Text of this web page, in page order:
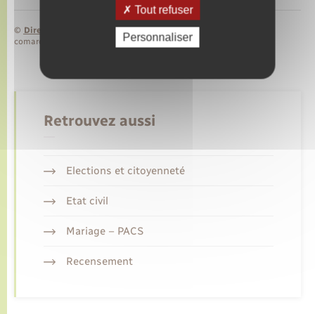
© Direction de l’information légale et administrative
comarquage developpé par baseo.io
Retrouvez aussi
Elections et citoyenneté
Etat civil
Mariage – PACS
Recensement
Tout refuser
Personnaliser